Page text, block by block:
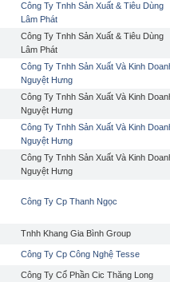
Công Ty Tnhh Sản Xuất & Tiêu Dùng
Lâm Phát
Công Ty Tnhh Sản Xuất & Tiêu Dùng
Lâm Phát
Công Ty Tnhh Sản Xuất Và Kinh
Nguyệt Hưng
Công Ty Tnhh Sản Xuất Và Kinh
Nguyệt Hưng
Công Ty Tnhh Sản Xuất Và Kinh
Nguyệt Hưng
Công Ty Tnhh Sản Xuất Và Kinh
Nguyệt Hưng
Công Ty Cp Thanh Ngọc
Tnhh Khang Gia Bình Group
Công Ty Cp Công Nghệ Tesse
Công Ty Cổ Phần Cic Thăng Long